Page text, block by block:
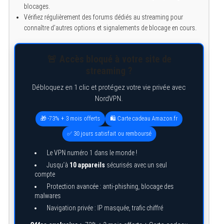
blocages.
Vérifiez régulièrement des forums dédiés au streaming pour
connaître d’autres options et signalements de blocage en cours.
Débloquez en 1 clic et protégez votre vie privée avec
NordVPN.
🎁 -73% + 3 mois offerts 🛍️ Carte cadeau Amazon.fr
✅ 30 jours satisfait ou remboursé
Le VPN numéro 1 dans le monde !
Jusqu’à 10 appareils sécurisés avec un seul
compte
Protection avancée : anti-phishing, blocage des
malwares
Navigation privée : IP masquée, trafic chiffré